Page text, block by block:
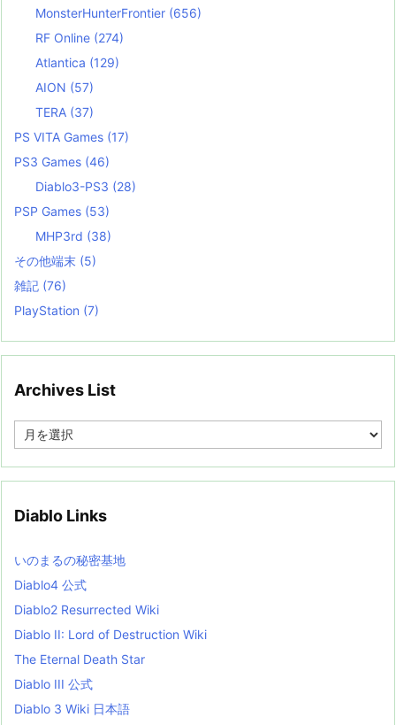
MonsterHunterFrontier (656)
RF Online (274)
Atlantica (129)
AION (57)
TERA (37)
PS VITA Games (17)
PS3 Games (46)
Diablo3-PS3 (28)
PSP Games (53)
MHP3rd (38)
その他端末 (5)
雑記 (76)
PlayStation (7)
Archives List
e
i
s
t
Diablo Links
いのまるの秘密基地
Diablo4 公式
Diablo2 Resurrected Wiki
Diablo II: Lord of Destruction Wiki
The Eternal Death Star
Diablo III 公式
Diablo 3 Wiki 日本語